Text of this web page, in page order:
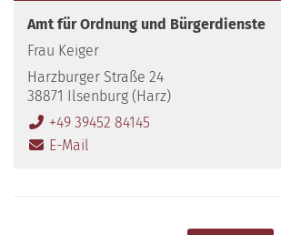
Amt für Ordnung und Bürgerdienste
Frau Keiger
Harzburger Straße 24
38871 Ilsenburg (Harz)
+49 39452 84145
E-Mail